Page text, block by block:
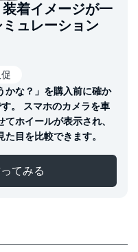
装着イメージが一
ュレーション
かな？」を購入前に確か
。 スマホのカメラを車
ホイールが表示され、
目を比較できます。
てみる